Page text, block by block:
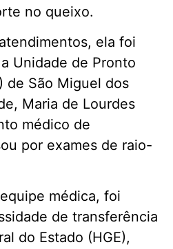
no queixo.
ela foi
Unidade de Pronto
de São Miguel dos
Maria de Lourdes
médico de
por exames de raio-
médica, foi
de transferência
do Estado (HGE),